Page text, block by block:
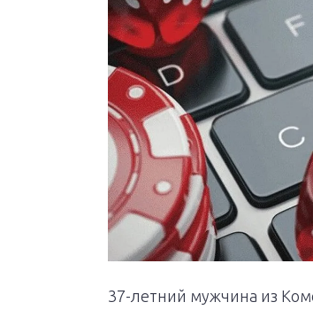
37-летний мужчина из